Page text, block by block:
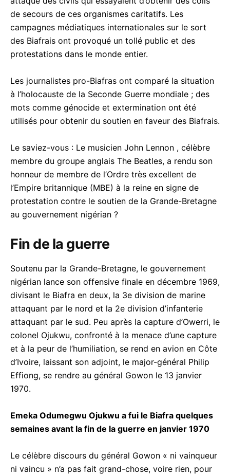
de secours de ces organismes caritatifs. Les
campagnes médiatiques internationales sur le sort
des Biafrais ont provoqué un tollé public et des
protestations dans le monde entier.
Les journalistes pro-Biafras ont comparé la situation
à l’holocauste de la Seconde Guerre mondiale ; des
mots comme génocide et extermination ont été
utilisés pour obtenir du soutien en faveur des Biafrais.
Le saviez-vous : Le musicien John Lennon , célèbre
membre du groupe anglais The Beatles, a rendu son
honneur de membre de l’Ordre très excellent de
l’Empire britannique (MBE) à la reine en signe de
protestation contre le soutien de la Grande-Bretagne
au gouvernement nigérian ?
Fin de la guerre
Soutenu par la Grande-Bretagne, le gouvernement
nigérian lance son offensive finale en décembre 1969,
divisant le Biafra en deux, la 3e division de marine
attaquant par le nord et la 2e division d’infanterie
attaquant par le sud. Peu après la capture d’Owerri, le
colonel Ojukwu, confronté à la menace d’une capture
et à la peur de l’humiliation, se rend en avion en Côte
d’Ivoire, laissant son adjoint, le major-général Philip
Effiong, se rendre au général Gowon le 13 janvier
1970.
Emeka Odumegwu Ojukwu a fui le Biafra quelques
semaines avant la fin de la guerre en janvier 1970
Le célèbre discours du général Gowon « ni vainqueur
ni vaincu » n’a pas fait grand-chose, voire rien, pour